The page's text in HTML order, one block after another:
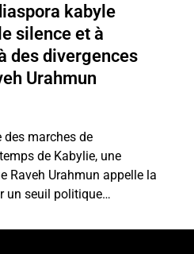
kabyle
silence et à
des divergences
Urahmun
des marches de
de Kabylie, une
Raveh Urahmun appelle la
un seuil politique…